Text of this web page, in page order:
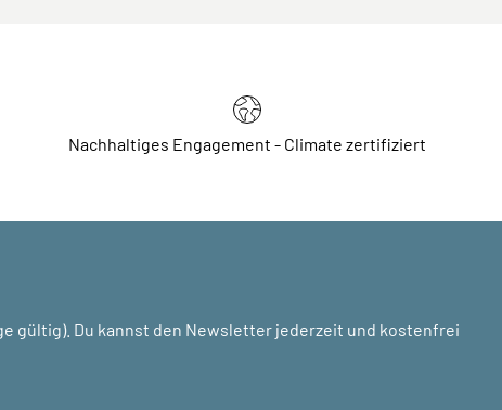
Nachhaltiges Engagement - Climate zertifiziert
gültig). Du kannst den Newsletter jederzeit und kostenfrei